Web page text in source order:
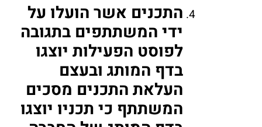
התכנים אשר הועלו על
ידי המשתתפים בתגובה
לפוסט הפעילות יוצגו
בדף המותג ובעצם
העלאת התכנים מסכים
המשתתף כי תכניו יוצגו